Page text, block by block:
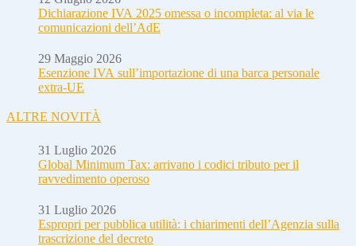
Dichiarazione IVA 2025 omessa o incompleta: al via le
comunicazioni dell’AdE
29 Maggio 2026
Esenzione IVA sull’importazione di una barca personale
extra-UE
ALTRE NOVITÀ
31 Luglio 2026
Global Minimum Tax: arrivano i codici tributo per il
ravvedimento operoso
31 Luglio 2026
Espropri per pubblica utilità: i chiarimenti dell’Agenzia sulla
trascrizione del decreto